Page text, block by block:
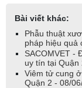
Bài viết khác:
Phẫu thuật
pháp hiệu quả
SACOMVET -
uy tín tại
Viêm tử cung
Quận 2 - 08/